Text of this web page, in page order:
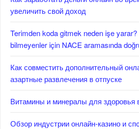
увеличить свой доход
Terimden koda gitmek neden işe yarar?
bilmeyenler için NACE aramasında
Как совместить дополнительный
азартные развлечения в отпуске
Витамины и минералы для здоровья
Обзор индустрии онлайн-казино и